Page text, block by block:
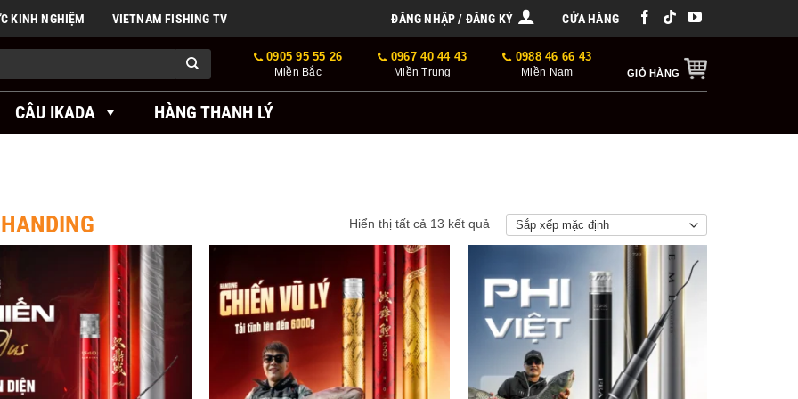
KINH NGHIỆM VIETNAM FISHING TV ĐĂNG NHẬP / ĐĂNG KÝ CỬA HÀNG
0905 95 55 26
Miền Bắc
0967 40 44 43
Miền Trung
0988 46 66 43
Miền Nam GIỎ HÀNG
CÂU IKADA HÀNG THANH LÝ
Hiển thị tất cả 13 kết quả